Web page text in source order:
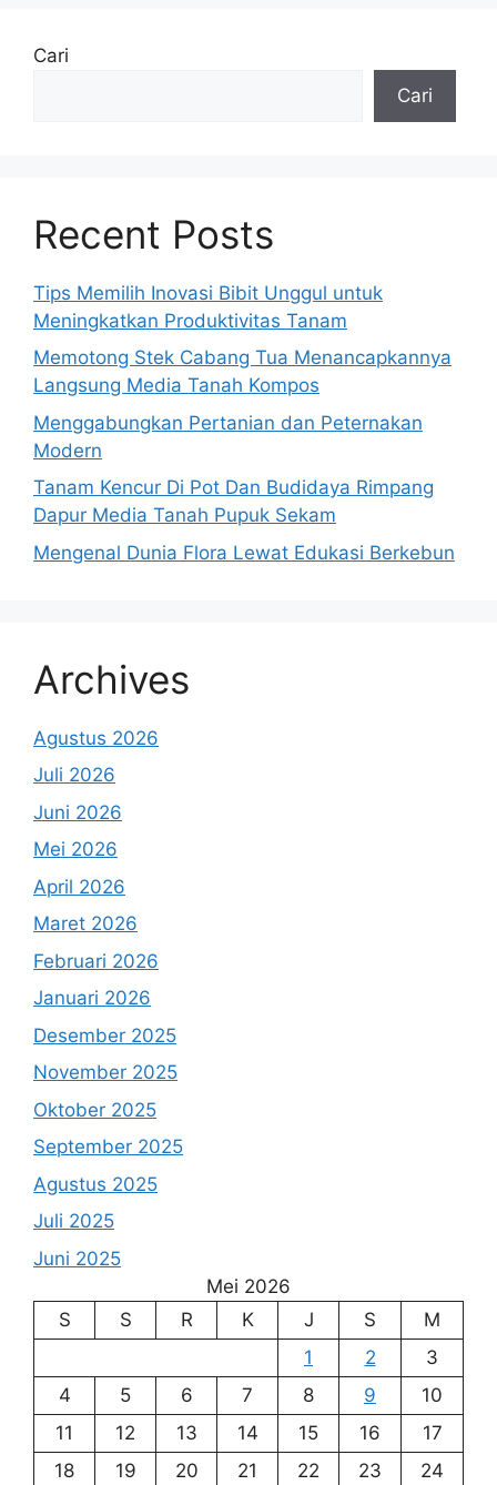
Cari
Cari
Recent Posts
Tips Memilih Inovasi Bibit Unggul untuk
Meningkatkan Produktivitas Tanam
Memotong Stek Cabang Tua Menancapkannya
Langsung Media Tanah Kompos
Menggabungkan Pertanian dan Peternakan
Modern
Tanam Kencur Di Pot Dan Budidaya Rimpang
Dapur Media Tanah Pupuk Sekam
Mengenal Dunia Flora Lewat Edukasi Berkebun
Archives
Agustus 2026
Juli 2026
Juni 2026
Mei 2026
April 2026
Maret 2026
Februari 2026
Januari 2026
Desember 2025
November 2025
Oktober 2025
September 2025
Agustus 2025
Juli 2025
Juni 2025
Mei 2026
S
S R K J S
M
1
2
3
4
5 6 7 8 9
10
11
12 13 14 15 16
17
18
19 20 21 22 23
24